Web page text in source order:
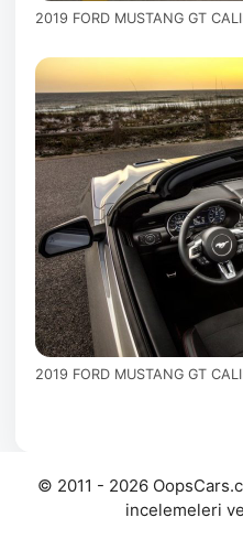
2019 FORD MUSTANG GT
2019 FORD MUSTANG GT
© 2011 - 2026
incelemeleri